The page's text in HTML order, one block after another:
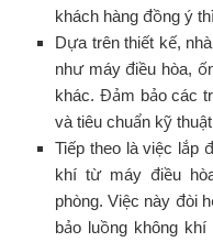
khách hàng đồng ý
Dựa trên thiết kế,
như máy điều hòa,
khác. Đảm bảo các
và tiêu chuẩn kỹ
Tiếp theo là việc lắp
khí từ máy điều
phòng. Việc này đòi
bảo luồng không